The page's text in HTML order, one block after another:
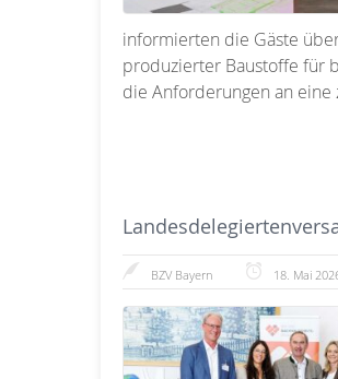
informierten die Gäste
produzierter Baustoffe für
die Anforderungen an
BZV Bayern 18. Mai